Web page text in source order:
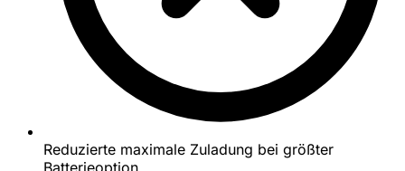
Reduzierte maximale Zuladung bei größter
Batterieoption